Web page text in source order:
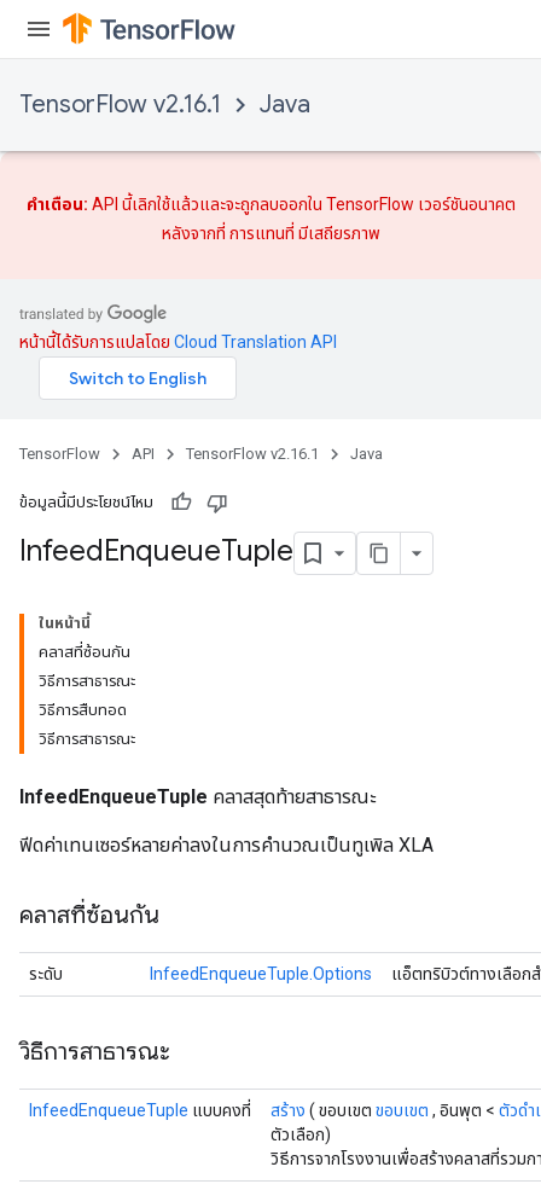
TensorFlow v2.16.1 Java
คำเตือน: API นี้เลิกใช้แล้วและจะถูกลบออกใน TensorFlow เวอร์ชันอนาคต
หลังจากที่ การแทนที่ มีเสถียรภาพ
หน้านี้ได้รับการแปลโดย Cloud Translation API
TensorFlow API TensorFlow v2.16.1 Java
ข้อมูลนี้มีประโยชน์ไหม
InfeedEnqueueTuple
ในหน้านี้
คลาสที่ซ้อนกัน
วิธีการสาธารณะ
วิธีการสืบทอด
วิธีการสาธารณะ
InfeedEnqueueTuple คลาสสุดท้ายสาธารณะ
ฟีดค่าเทนเซอร์หลายค่าลงในการคำนวณเป็นทูเพิล XLA
คลาสที่ซ้อนกัน
ระดับ InfeedEnqueueTuple.Options แอ็ตทริบิวต์ทางเลือก
วิธีการสาธารณะ
InfeedEnqueueTuple แบบคงที่ สร้าง ( ขอบเขต ขอบเขต , อินพุต < ตัวดำ
ตัวเลือก)
วิธีการจากโรงงานเพื่อสร้างคลาสที่รวม